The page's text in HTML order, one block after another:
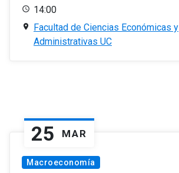
14:00
Facultad de Ciencias Económicas y
Administrativas UC
25 MAR
Macroeconomía